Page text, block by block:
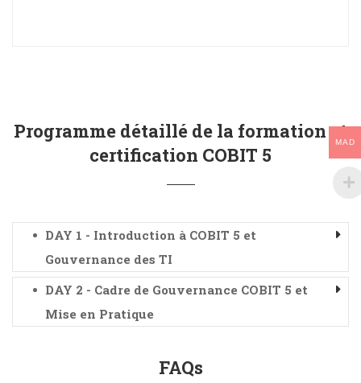
Programme détaillé de la formation et
certification COBIT 5
DAY 1 - Introduction à COBIT 5 et
Gouvernance des TI
DAY 2 - Cadre de Gouvernance COBIT 5 et
Mise en Pratique
FAQs
MAD